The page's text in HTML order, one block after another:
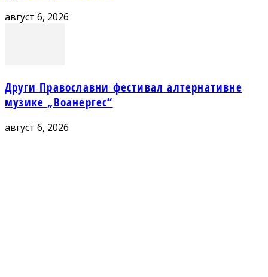
август 6, 2026
Други Православни фестивал алтернативне
музике „Воанергес“
август 6, 2026